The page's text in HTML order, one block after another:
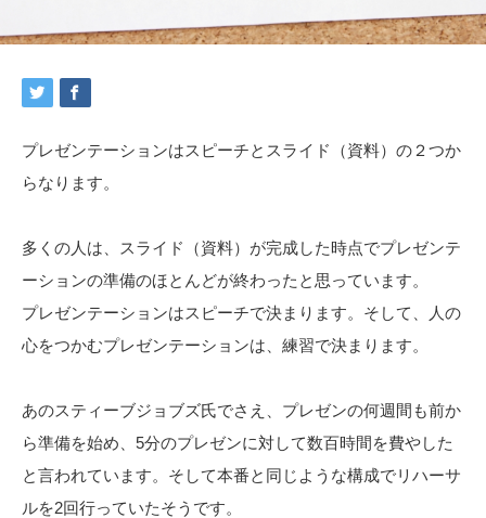
プレゼンテーションはスピーチとスライド（資料）の２つか
らなります。
多くの人は、スライド（資料）が完成した時点でプレゼンテ
ーションの準備のほとんどが終わったと思っています。
プレゼンテーションはスピーチで決まります。そして、人の
心をつかむプレゼンテーションは、練習で決まります。
あのスティーブジョブズ氏でさえ、プレゼンの何週間も前か
ら準備を始め、5分のプレゼンに対して数百時間を費やした
と言われています。そして本番と同じような構成でリハーサ
ルを2回行っていたそうです。